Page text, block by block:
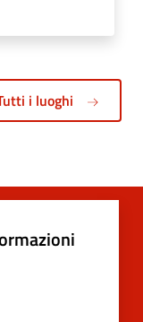
i luoghi